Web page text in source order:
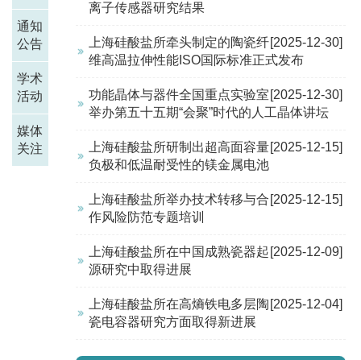
通知
公告
学术
活动
媒体
关注
离子传感器研究结果
[2025-12-30]
上海硅酸盐所牵头制定的陶瓷纤
维高温拉伸性能ISO国际标准正式发布
[2025-12-30]
功能晶体与器件全国重点实验室
举办第五十五期“会聚”时代的人工晶体讲坛
[2025-12-15]
上海硅酸盐所研制出超高面容量
负极和低温耐受性的镁金属电池
[2025-12-15]
上海硅酸盐所举办技术转移与合
作风险防范专题培训
[2025-12-09]
上海硅酸盐所在中国成熟瓷器起
源研究中取得进展
[2025-12-04]
上海硅酸盐所在高熵铁电多层陶
瓷电容器研究方面取得新进展